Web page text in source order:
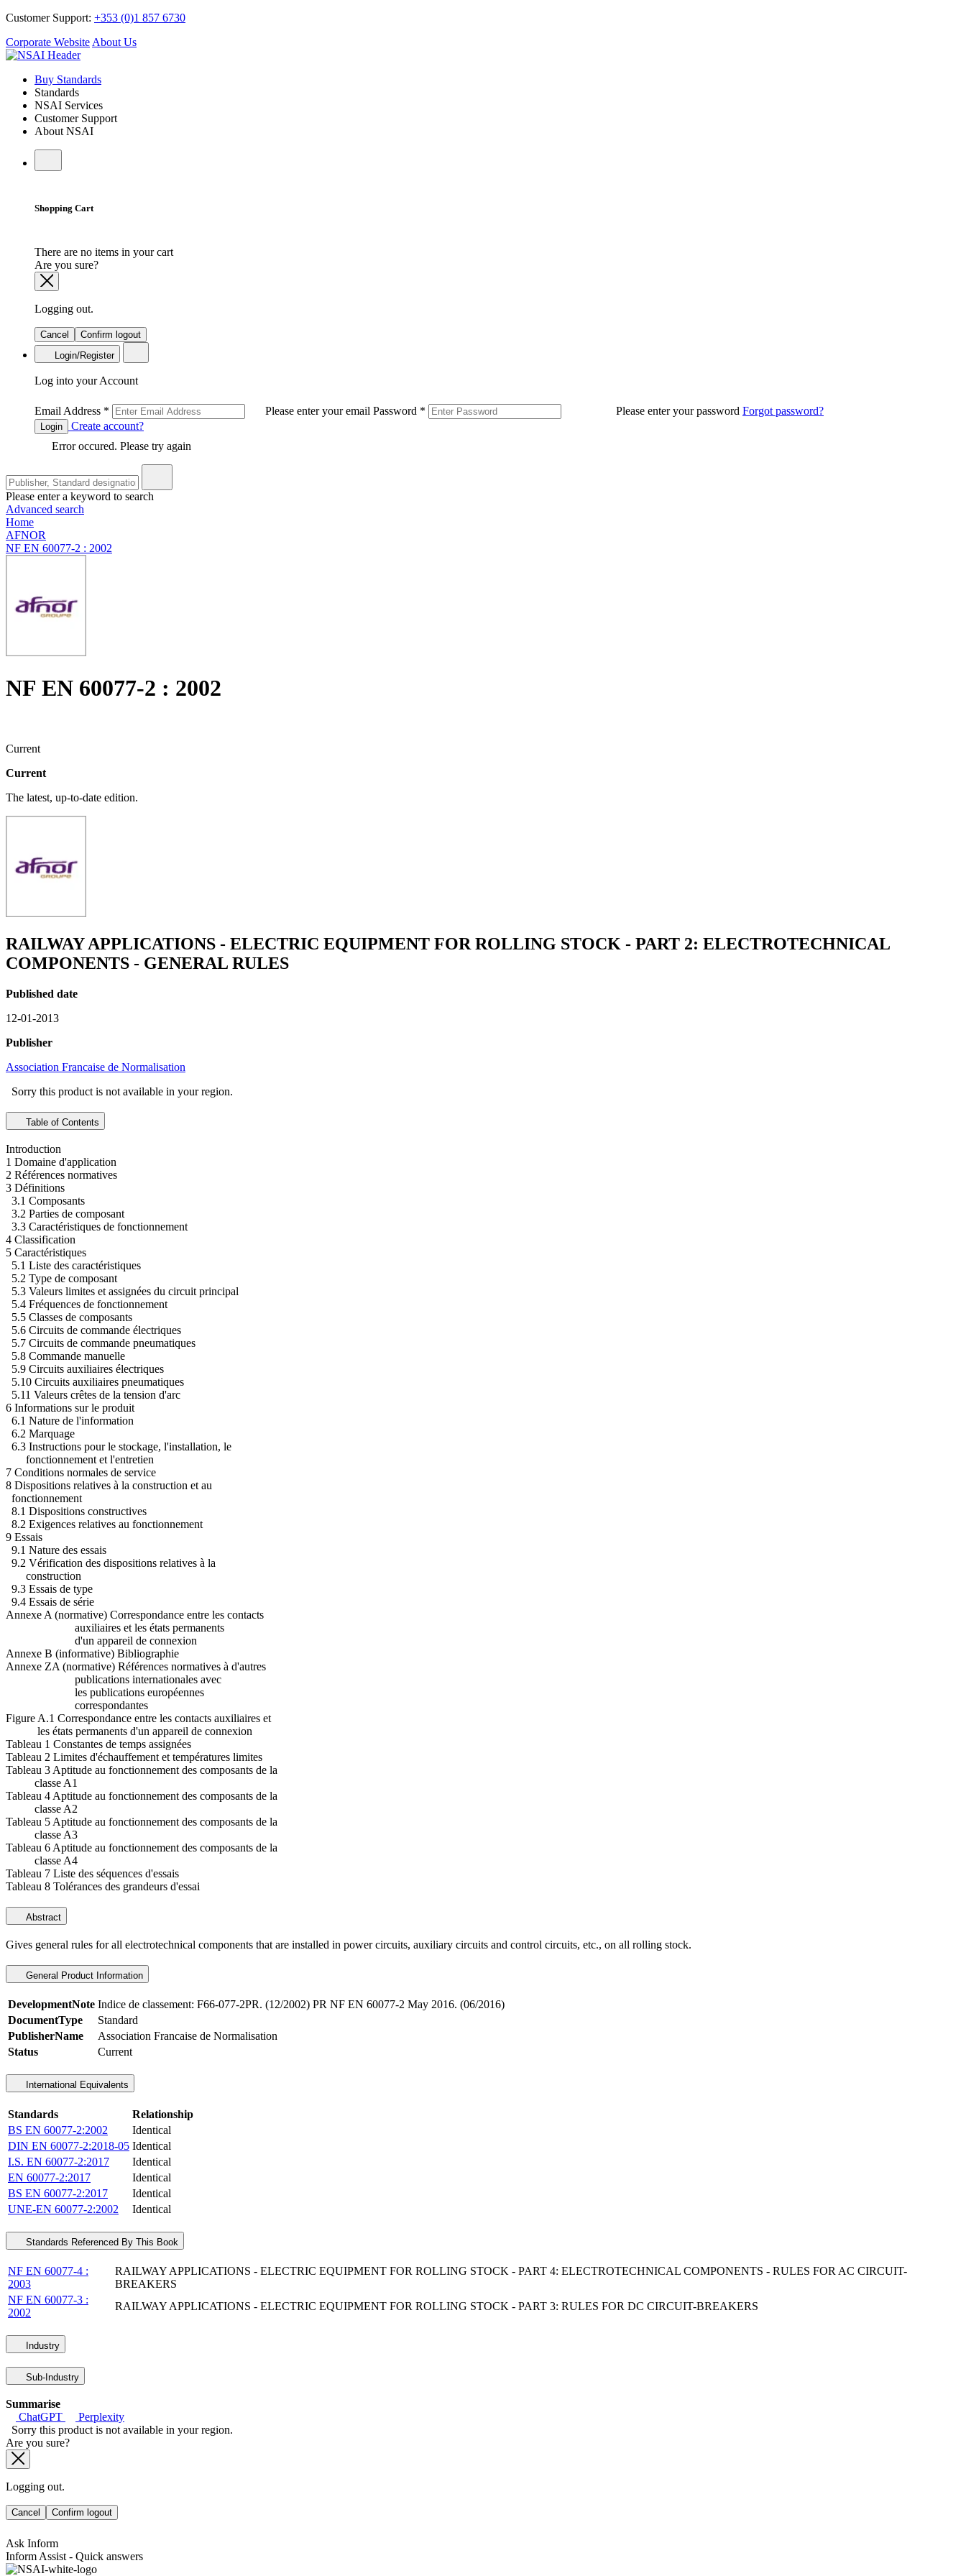
Customer Support: +353 (0)1 857 6730
Corporate Website About Us
Buy Standards
Standards
NSAI Services
Customer Support
About NSAI
Shopping Cart
There are no items in your cart
Are you sure?
Logging out.
Cancel
Confirm logout
Login/Register
Log into your Account
Email Address * Please enter your email Password * Please enter your password Forgot password?
Login
Create account?
Error occured. Please try again
Please enter a keyword to search
Advanced search
Home
AFNOR
NF EN 60077-2 : 2002
NF EN 60077-2 : 2002
Current
Current
The latest, up-to-date edition.
RAILWAY APPLICATIONS - ELECTRIC EQUIPMENT FOR ROLLING STOCK - PART 2: ELECTROTECHNICAL
COMPONENTS - GENERAL RULES
Published date
12-01-2013
Publisher
Association Francaise de Normalisation
Sorry this product is not available in your region.
Table of Contents
Introduction
1 Domaine d'application
2 Références normatives
3 Définitions
3.1 Composants
3.2 Parties de composant
3.3 Caractéristiques de fonctionnement
4 Classification
5 Caractéristiques
5.1 Liste des caractéristiques
5.2 Type de composant
5.3 Valeurs limites et assignées du circuit principal
5.4 Fréquences de fonctionnement
5.5 Classes de composants
5.6 Circuits de commande électriques
5.7 Circuits de commande pneumatiques
5.8 Commande manuelle
5.9 Circuits auxiliaires électriques
5.10 Circuits auxiliaires pneumatiques
5.11 Valeurs crêtes de la tension d'arc
6 Informations sur le produit
6.1 Nature de l'information
6.2 Marquage
6.3 Instructions pour le stockage, l'installation, le
fonctionnement et l'entretien
7 Conditions normales de service
8 Dispositions relatives à la construction et au
fonctionnement
8.1 Dispositions constructives
8.2 Exigences relatives au fonctionnement
9 Essais
9.1 Nature des essais
9.2 Vérification des dispositions relatives à la
construction
9.3 Essais de type
9.4 Essais de série
Annexe A (normative) Correspondance entre les contacts
auxiliaires et les états permanents
d'un appareil de connexion
Annexe B (informative) Bibliographie
Annexe ZA (normative) Références normatives à d'autres
publications internationales avec
les publications européennes
correspondantes
Figure A.1 Correspondance entre les contacts auxiliaires et
les états permanents d'un appareil de connexion
Tableau 1 Constantes de temps assignées
Tableau 2 Limites d'échauffement et températures limites
Tableau 3 Aptitude au fonctionnement des composants de la
classe A1
Tableau 4 Aptitude au fonctionnement des composants de la
classe A2
Tableau 5 Aptitude au fonctionnement des composants de la
classe A3
Tableau 6 Aptitude au fonctionnement des composants de la
classe A4
Tableau 7 Liste des séquences d'essais
Tableau 8 Tolérances des grandeurs d'essai
Abstract
Gives general rules for all electrotechnical components that are installed in power circuits, auxiliary circuits and control circuits, etc., on all rolling stock.
General Product Information
DevelopmentNote Indice de classement: F66-077-2PR. (12/2002) PR NF EN 60077-2 May 2016. (06/2016)
DocumentType
Standard
PublisherName
Association Francaise de Normalisation
Status
Current
International Equivalents
Standards
Relationship
BS EN 60077-2:2002
Identical
DIN EN 60077-2:2018-05 Identical
I.S. EN 60077-2:2017
Identical
EN 60077-2:2017
Identical
BS EN 60077-2:2017
Identical
UNE-EN 60077-2:2002
Identical
Standards Referenced By This Book
NF EN 60077-4 :
2003
RAILWAY APPLICATIONS - ELECTRIC EQUIPMENT FOR ROLLING STOCK - PART 4: ELECTROTECHNICAL COMPONENTS - RULES FOR AC CIRCUIT-
BREAKERS
NF EN 60077-3 :
2002
RAILWAY APPLICATIONS - ELECTRIC EQUIPMENT FOR ROLLING STOCK - PART 3: RULES FOR DC CIRCUIT-BREAKERS
Industry
Sub-Industry
Summarise
ChatGPT
Perplexity
Sorry this product is not available in your region.
Are you sure?
Logging out.
Cancel Confirm logout
Ask Inform
Inform Assist - Quick answers